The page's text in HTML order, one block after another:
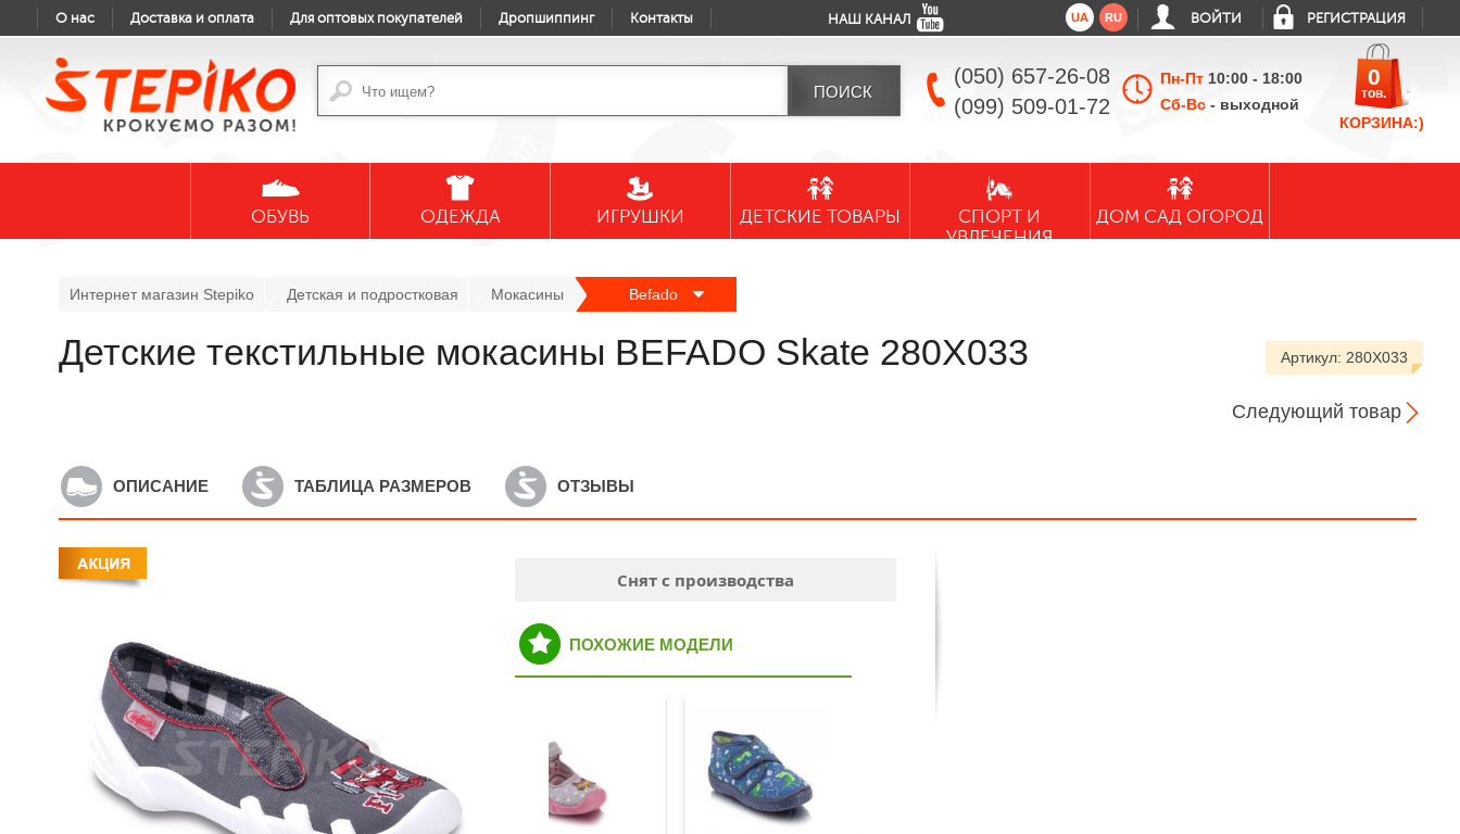
О нас Доставка и оплата Для оптовых покупателей Дропшиппинг Контакты НАШ КАНАЛ UA RU ВОЙТИ РЕГИСТРАЦИЯ
(050) 657-26-08
(099) 509-01-72
Пн-Пт 10:00 - 18:00
Сб-Вс - выходной
КОРЗИНА:)
0
тов.
ОБУВЬ ОДЕЖДА ИГРУШКИ ДЕТСКИЕ ТОВАРЫ
СПОРТ И
УВЛЕЧЕНИЯ
ДОМ САД ОГОРОД
Интернет магазин Stepiko Детская и подростковая Мокасины Befado
Детские текстильные мокасины BEFADO Skate 280X033 Артикул: 280X033
Следующий товар
ОПИСАНИЕ ТАБЛИЦА РАЗМЕРОВ ОТЗЫВЫ
Снят с производства
ПОХОЖИЕ МОДЕЛИ